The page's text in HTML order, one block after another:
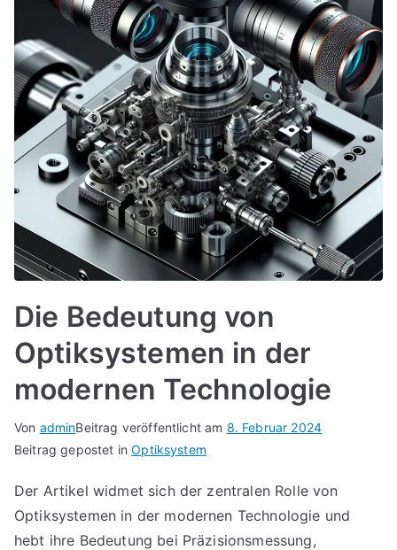
Die Bedeutung von
Optiksystemen in der
modernen Technologie
Von adminBeitrag veröffentlicht am 8. Februar 2024
Beitrag gepostet inOptiksystem
Der Artikel widmet sich der zentralen Rolle von
Optiksystemen in der modernen Technologie und
hebt ihre Bedeutung bei Präzisionsmessung,